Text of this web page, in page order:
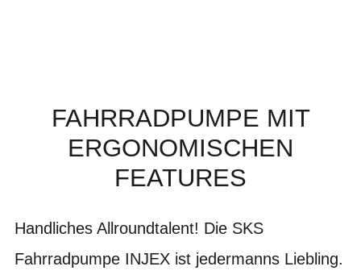
FAHRRADPUMPE MIT
ERGONOMISCHEN
FEATURES
Handliches Allroundtalent! Die SKS
Fahrradpumpe INJEX ist jedermanns Liebling.